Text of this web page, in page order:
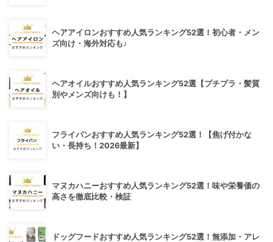
ヘアアイロンおすすめ人気ランキング52選！初心者・メン
ズ向け・海外対応も♪
ヘアオイルおすすめ人気ランキング52選【プチプラ・髪質
別やメンズ向けも！】
フライパンおすすめ人気ランキング52選！【焦げ付かな
い・長持ち！2026最新】
マヌカハニーおすすめ人気ランキング52選！味や栄養価の
高さを徹底比較・検証
ドッグフードおすすめ人気ランキング52選！無添加・アレ